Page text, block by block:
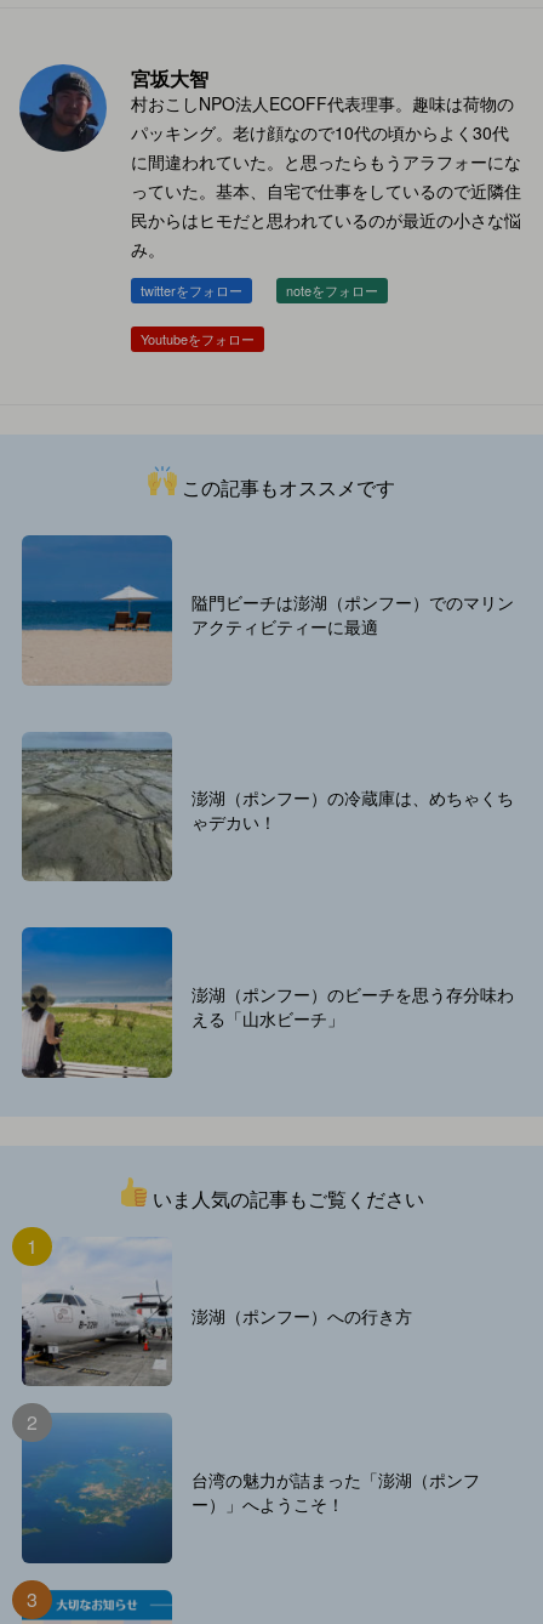
宮坂大智
村おこしNPO法人ECOFF代表理事。趣味は荷物の
パッキング。老け顔なので10代の頃からよく30代
に間違われていた。と思ったらもうアラフォーにな
っていた。基本、自宅で仕事をしているので近隣住
民からはヒモだと思われているのが最近の小さな悩
み。
twitterをフォロー noteをフォロー
Youtubeをフォロー
この記事もオススメです
隘門ビーチは澎湖（ポンフー）でのマリン
アクティビティーに最適
澎湖（ポンフー）の冷蔵庫は、めちゃくち
ゃデカい！
澎湖（ポンフー）のビーチを思う存分味わ
える「山水ビーチ」
いま人気の記事もご覧ください
澎湖（ポンフー）への行き方
台湾の魅力が詰まった「澎湖（ポンフ
ー）」へようこそ！